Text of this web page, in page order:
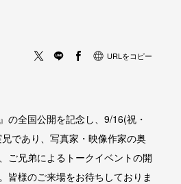
URLをコピー
の全国公開を記念し、9/16(祝・
であり、写真家・映像作家の奥
ご兄弟によるトークイベントの開
皆様のご来場をお待ちしておりま